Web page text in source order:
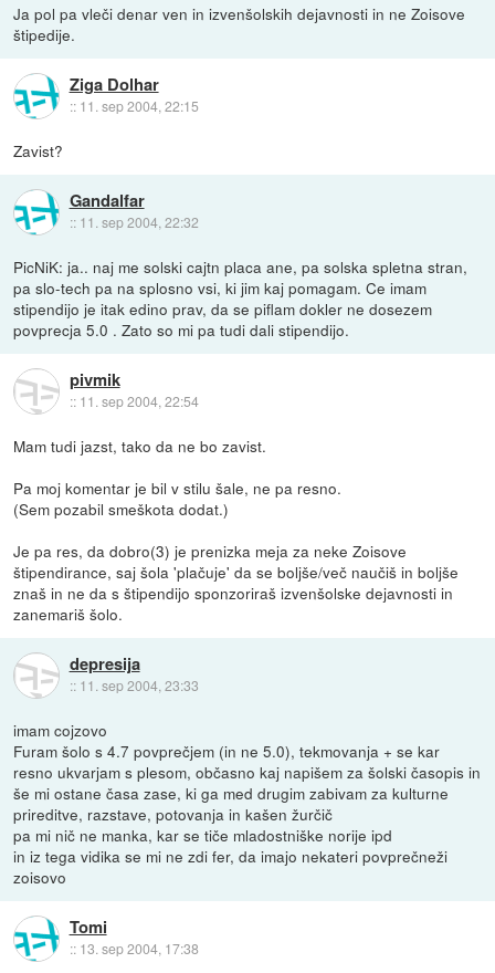
Ja pol pa vleči denar ven in izvenšolskih dejavnosti in ne Zoisove
štipedije.
Ziga Dolhar
:: 11. sep 2004, 22:15
Zavist?
Gandalfar
:: 11. sep 2004, 22:32
PicNiK: ja.. naj me solski cajtn placa ane, pa solska spletna stran,
pa slo-tech pa na splosno vsi, ki jim kaj pomagam. Ce imam
stipendijo je itak edino prav, da se piflam dokler ne dosezem
povprecja 5.0 . Zato so mi pa tudi dali stipendijo.
pivmik
:: 11. sep 2004, 22:54
Mam tudi jazst, tako da ne bo zavist.
Pa moj komentar je bil v stilu šale, ne pa resno.
(Sem pozabil smeškota dodat.)
Je pa res, da dobro(3) je prenizka meja za neke Zoisove
štipendirance, saj šola 'plačuje' da se boljše/več naučiš in boljše
znaš in ne da s štipendijo sponzoriraš izvenšolske dejavnosti in
zanemariš šolo.
depresija
:: 11. sep 2004, 23:33
imam cojzovo
Furam šolo s 4.7 povprečjem (in ne 5.0), tekmovanja + se kar
resno ukvarjam s plesom, občasno kaj napišem za šolski časopis in
še mi ostane časa zase, ki ga med drugim zabivam za kulturne
prireditve, razstave, potovanja in kašen žurčič
pa mi nič ne manka, kar se tiče mladostniške norije ipd
in iz tega vidika se mi ne zdi fer, da imajo nekateri povprečneži
zoisovo
Tomi
:: 13. sep 2004, 17:38